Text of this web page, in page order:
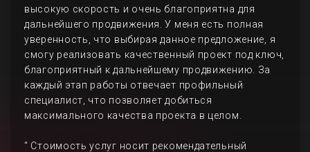
высокую скорость и очень благоприятна для
дальнейшего продвижения. У меня есть полная
уверенность, что выбирая данное предложение, я
смогу реализовать качественный проект под ключ,
благоприятный к дальнейшему продвижению. За
каждый этап работы отвечает профильный
специалист, что позволяет добиться
максимального качества проекта в целом.
" Стоимость услуг носит рекомендательный